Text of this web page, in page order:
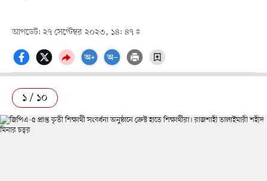
আপডেট: ২৭ সেপ্টেম্বর ২০২৩, ১৪: ৪৭
১ / ১০